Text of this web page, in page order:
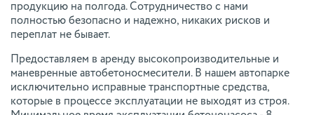
продукцию на полгода. Сотрудничество с нами
полностью безопасно и надежно, никаких рисков и
переплат не бывает.
Предоставляем в аренду высокопроизводительные и
маневренные автобетоносмесители. В нашем автопарке
исключительно исправные транспортные средства,
которые в процессе эксплуатации не выходят из строя.